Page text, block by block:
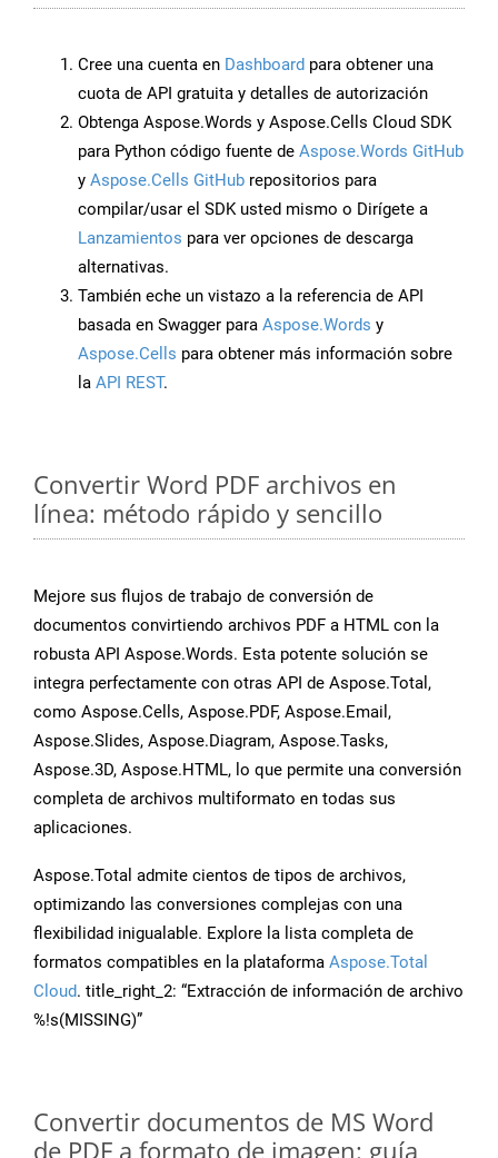
Cree una cuenta en Dashboard para obtener una
cuota de API gratuita y detalles de autorización
Obtenga Aspose.Words y Aspose.Cells Cloud SDK
para Python código fuente de Aspose.Words GitHub
y Aspose.Cells GitHub repositorios para
compilar/usar el SDK usted mismo o Dirígete a
Lanzamientos para ver opciones de descarga
alternativas.
También eche un vistazo a la referencia de API
basada en Swagger para Aspose.Words y
Aspose.Cells para obtener más información sobre
la API REST.
Convertir Word PDF archivos en
línea: método rápido y sencillo
Mejore sus flujos de trabajo de conversión de
documentos convirtiendo archivos PDF a HTML con la
robusta API Aspose.Words. Esta potente solución se
integra perfectamente con otras API de Aspose.Total,
como Aspose.Cells, Aspose.PDF, Aspose.Email,
Aspose.Slides, Aspose.Diagram, Aspose.Tasks,
Aspose.3D, Aspose.HTML, lo que permite una conversión
completa de archivos multiformato en todas sus
aplicaciones.
Aspose.Total admite cientos de tipos de archivos,
optimizando las conversiones complejas con una
flexibilidad inigualable. Explore la lista completa de
formatos compatibles en la plataforma Aspose.Total
Cloud. title_right_2: “Extracción de información de archivo
%!s(MISSING)”
Convertir documentos de MS Word
de PDF a formato de imagen: guía